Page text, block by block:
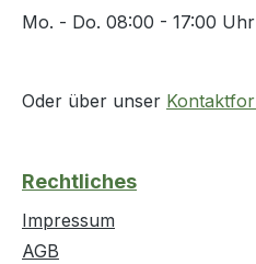
Mo. - Do. 08:00 - 17:00
Oder über unser
Rechtliches
Impressum
AGB